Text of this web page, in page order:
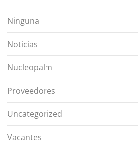
Ninguna
Noticias
Nucleopalm
Proveedores
Uncategorized
Vacantes